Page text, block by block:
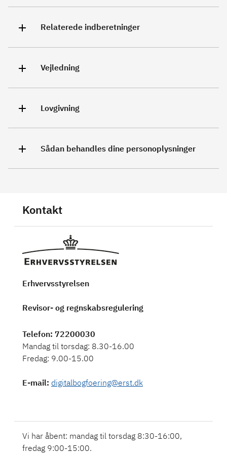
Relaterede indberetninger
Vejledning
Lovgivning
Sådan behandles dine personoplysninger
Kontakt
Erhvervsstyrelsen
Revisor- og regnskabsregulering
Telefon: 72200030
Mandag til torsdag: 8.30-16.00
Fredag: 9.00-15.00
E-mail: digitalbogfoering@erst.dk
Vi har åbent: mandag til torsdag 8:30-16:00,
fredag 9:00-15:00.